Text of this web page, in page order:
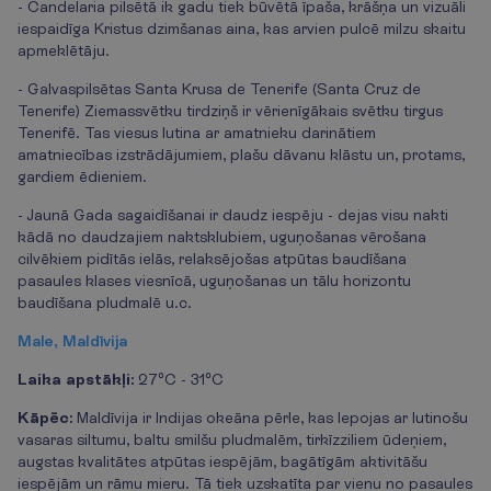
- Candelaria pilsētā ik gadu tiek būvētā īpaša, krāšņa un vizuāli
iespaidīga Kristus dzimšanas aina, kas arvien pulcē milzu skaitu
apmeklētāju.
- Galvaspilsētas Santa Krusa de Tenerife (Santa Cruz de
Tenerife) Ziemassvētku tirdziņš ir vērienīgākais svētku tirgus
Tenerifē. Tas viesus lutina ar amatnieku darinātiem
amatniecības izstrādājumiem, plašu dāvanu klāstu un, protams,
gardiem ēdieniem.
- Jaunā Gada sagaidīšanai ir daudz iespēju - dejas visu nakti
kādā no daudzajiem naktsklubiem, uguņošanas vērošana
cilvēkiem pidītās ielās, relaksējošas atpūtas baudīšana
pasaules klases viesnīcā, uguņošanas un tālu horizontu
baudīšana pludmalē u.c.
Male, Maldīvija
Laika apstākļi: 27°C - 31°C
Kāpēc: Maldīvija ir Indijas okeāna pērle, kas lepojas ar lutinošu
vasaras siltumu, baltu smilšu pludmalēm, tirkīzziliem ūdeņiem,
augstas kvalitātes atpūtas iespējām, bagātīgām aktivitāšu
iespējām un rāmu mieru. Tā tiek uzskatīta par vienu no pasaules